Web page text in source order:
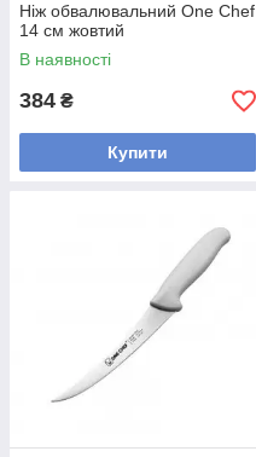
Ніж обвалювальний One Chef
14 см жовтий
В наявності
384 ₴
Купити